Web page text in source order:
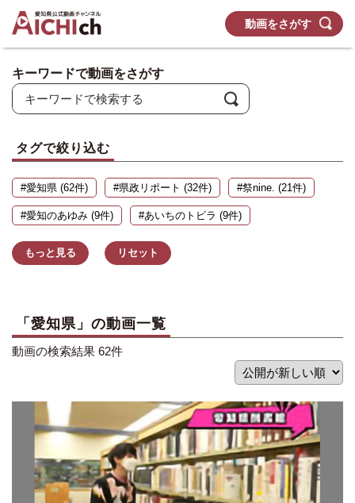
動画をさがす
キーワードで動画をさがす
タグで絞り込む
#愛知県 (62件) #県政リポート (32件) #祭nine. (21件)
#愛知のあゆみ (9件) #あいちのトビラ (9件)
もっと見る リセット
「愛知県」の動画一覧
動画の検索結果 62件